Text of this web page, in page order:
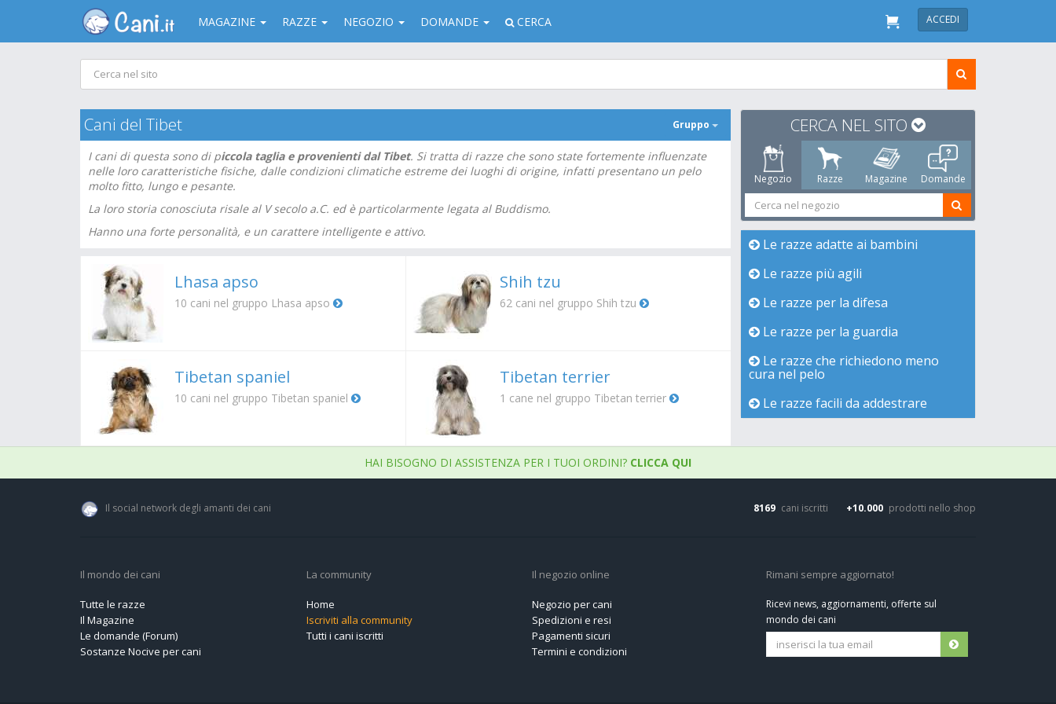
MAGAZINE RAZZE NEGOZIO DOMANDE CERCA ACCEDI
Cani del Tibet Gruppo
I cani di questa sono di piccola taglia e provenienti dal Tibet. Si tratta di razze che sono state fortemente influenzate
nelle loro caratteristiche fisiche, dalle condizioni climatiche estreme dei luoghi di origine, infatti presentano un pelo
molto fitto, lungo e pesante.
La loro storia conosciuta risale al V secolo a.C. ed è particolarmente legata al Buddismo.
Hanno una forte personalità, e un carattere intelligente e attivo.
Lhasa apso
10 cani nel gruppo Lhasa apso
Shih tzu
62 cani nel gruppo Shih tzu
Tibetan spaniel
10 cani nel gruppo Tibetan spaniel
Tibetan terrier
1 cane nel gruppo Tibetan terrier
CERCA NEL SITO
Negozio Razze Magazine Domande
Le razze adatte ai bambini
Le razze più agili
Le razze per la difesa
Le razze per la guardia
Le razze che richiedono meno
cura nel pelo
Le razze facili da addestrare
HAI BISOGNO DI ASSISTENZA PER I TUOI ORDINI? CLICCA QUI
Il social network degli amanti dei cani 8169 cani iscritti +10.000 prodotti nello shop
Il mondo dei cani
Tutte le razze
Il Magazine
Le domande (Forum)
Sostanze Nocive per cani
La community
Home
Iscriviti alla community
Tutti i cani iscritti
Il negozio online
Negozio per cani
Spedizioni e resi
Pagamenti sicuri
Termini e condizioni
Rimani sempre aggiornato!
Ricevi news, aggiornamenti, offerte sul
mondo dei cani